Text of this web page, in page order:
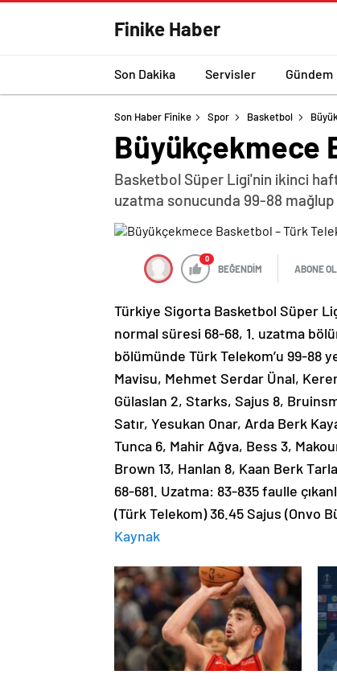
Finike Haber
Son Dakika Servisler Gündem
Son Haber Finike Spor Basketbol
Büyükçekmece
Basketbol Süper Ligi'nin ikinci
uzatma sonucunda 99-88
0
BEĞENDİM ABONE OL
Türkiye Sigorta Basketbol Süper
normal süresi 68-68, 1. uzatma
bölümünde Türk Telekom’u 99-88
Mavisu, Mehmet Serdar Ünal,
Gülaslan 2, Starks, Sajus 8,
Satır, Yesukan Onar, Arda Berk
Tunca 6, Mahir Ağva, Bess 3,
Brown 13, Hanlan 8, Kaan Berk
68-681. Uzatma: 83-835 faulle
(Türk Telekom) 36.45 Sajus (Onvo
Kaynak